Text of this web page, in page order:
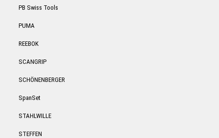
PB Swiss Tools
PUMA
REEBOK
SCANGRIP
SCHÖNENBERGER
SpanSet
STAHLWILLE
STEFFEN